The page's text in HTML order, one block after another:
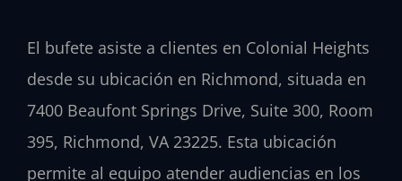
El bufete asiste a clientes en Colonial Heights
desde su ubicación en Richmond, situada en
7400 Beaufont Springs Drive, Suite 300, Room
395, Richmond, VA 23225. Esta ubicación
permite al equipo atender audiencias en los